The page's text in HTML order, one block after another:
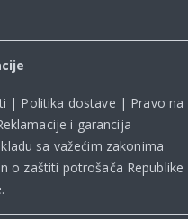
sa važećim zakonima
o zaštiti potrošača Republike
.
| Politika dostave | Pravo na
i garancija